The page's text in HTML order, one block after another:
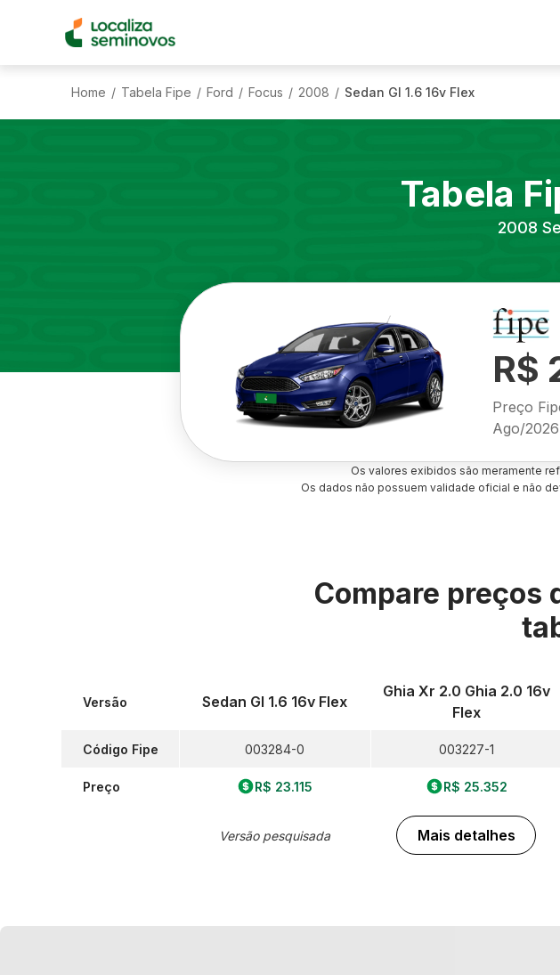
Home / Tabela Fipe / Ford / Focus / 2008 / Sedan Gl 1.6 16v Flex
Tabela
2008
R$
Preço
Ago/2026
Os valores exibidos são meramente
Os dados não possuem validade oficial e não
Compare preços
Versão
Código Fipe
Preço
Sedan Gl 1.6 16v Flex
003284-0
R$ 23.115
Versão pesquisada
Ghia Xr 2.0 Ghia 2.0 16v
Flex
003227-1
R$ 25.352
Mais detalhes